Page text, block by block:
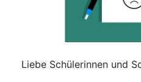
Liebe Schülerinnen und